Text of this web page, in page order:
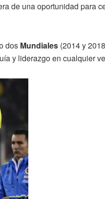
de una oportunidad para
dos Mundiales (2014 y
y liderazgo en cualquier